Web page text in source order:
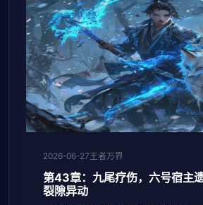
2026-06-27王者万界
第43章：九尾疗伤，六号宿主
裂隙异动